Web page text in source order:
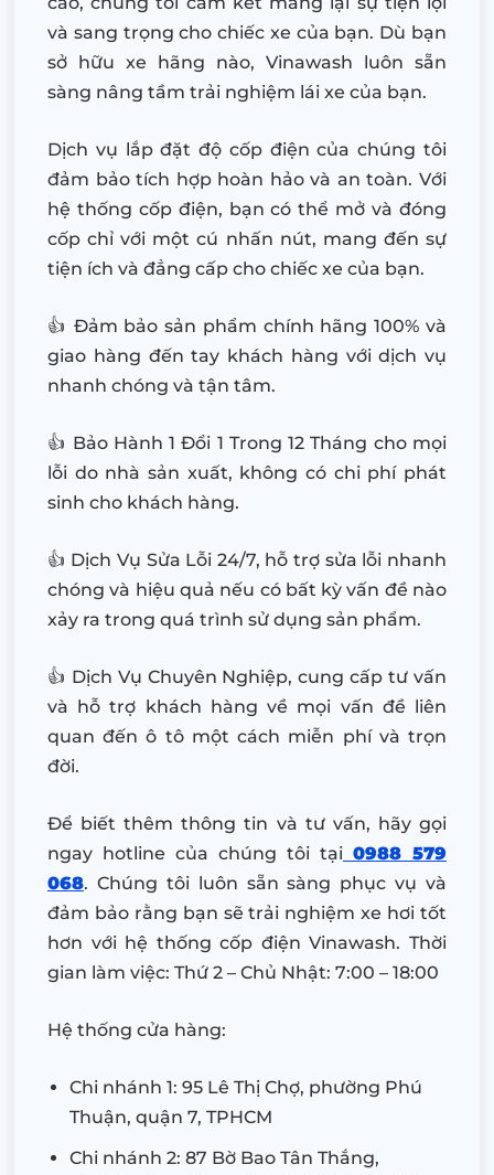
và sang trọng cho chiếc xe của bạn. Dù bạn
sở hữu xe hãng nào, Vinawash luôn sẵn
sàng nâng tầm trải nghiệm lái xe của bạn.
Dịch vụ lắp đặt độ cốp điện của chúng tôi
đảm bảo tích hợp hoàn hảo và an toàn. Với
hệ thống cốp điện, bạn có thể mở và đóng
cốp chỉ với một cú nhấn nút, mang đến sự
tiện ích và đẳng cấp cho chiếc xe của bạn.
👍 Đảm bảo sản phẩm chính hãng 100% và
giao hàng đến tay khách hàng với dịch vụ
nhanh chóng và tận tâm.
👍 Bảo Hành 1 Đổi 1 Trong 12 Tháng cho mọi
lỗi do nhà sản xuất, không có chi phí phát
sinh cho khách hàng.
👍 Dịch Vụ Sửa Lỗi 24/7, hỗ trợ sửa lỗi nhanh
chóng và hiệu quả nếu có bất kỳ vấn đề nào
xảy ra trong quá trình sử dụng sản phẩm.
👍 Dịch Vụ Chuyên Nghiệp, cung cấp tư vấn
và hỗ trợ khách hàng về mọi vấn đề liên
quan đến ô tô một cách miễn phí và trọn
đời.
Để biết thêm thông tin và tư vấn, hãy gọi
ngay hotline của chúng tôi tại 0988 579
068. Chúng tôi luôn sẵn sàng phục vụ và
đảm bảo rằng bạn sẽ trải nghiệm xe hơi tốt
hơn với hệ thống cốp điện Vinawash. Thời
gian làm việc: Thứ 2 – Chủ Nhật: 7:00 – 18:00
Hệ thống cửa hàng:
Chi nhánh 1: 95 Lê Thị Chợ, phường Phú
Thuận, quận 7, TPHCM
Chi nhánh 2: 87 Bờ Bao Tân Thắng,